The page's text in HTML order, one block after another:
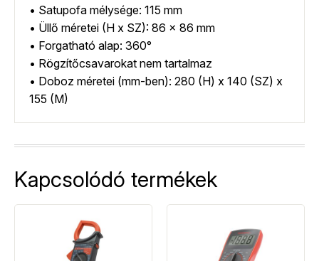
• Satupofa mélysége: 115 mm
• Üllő méretei (H x SZ): 86 x 86 mm
• Forgatható alap: 360°
• Rögzítőcsavarokat nem tartalmaz
• Doboz méretei (mm-ben): 280 (H) x 140 (SZ) x
155 (M)
Kapcsolódó termékek